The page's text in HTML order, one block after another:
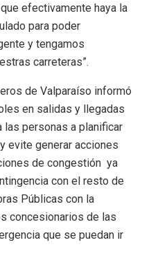
efectivamente haya la
para poder
y tengamos
carreteras”.
de Valparaíso informó
en salidas y llegadas
personas a planificar
evite generar acciones
de congestión ya
con el resto de
Públicas con la
concesionarios de las
que se puedan ir